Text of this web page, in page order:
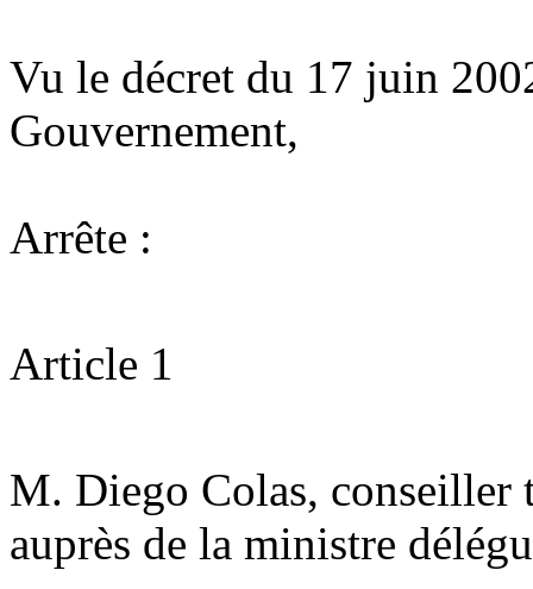
Vu le décret du 17 juin
Gouvernement,
Arrête :
Article 1
M. Diego Colas, conseiller
auprès de la ministre